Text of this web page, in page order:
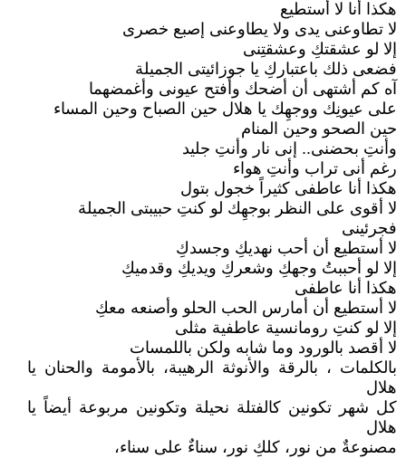
هكذا أنا لا أستطيع
لا تطاوعنى يدى ولا يطاوعنى إصبع خصرى
إلا لو عشقتكِ وعشقتِنى
فضعى ذلك باعتباركِ يا جوزائيتى الجميلة
آه كم أشتهى أن أضحك وأفتح عيونى وأغمضهما
على عيونِك ووجهِك يا هلال حين الصباح وحين المساء
حين الصحو وحين المنام
وأنتِ بحضنى.. إنى نار وأنتِ جليد
رغم أنى تراب وأنتِ هواء
هكذا أنا عاطفى كثيراً خجول بتول
لا أقوى على النظر بوجهِك لو كنتِ حبيبتى الجميلة
فجرئينى
لا أستطيع أن أحب نهديكِ وجسدكِ
إلا لو أحببتُ وجهكِ وشعركِ ويديكِ وقدميكِ
هكذا أنا عاطفى
لا أستطيع أن أمارس الحب الحلو وأصنعه معكِ
إلا لو كنتِ رومانسية عاطفية مثلى
لا أقصد بالورود وما شابه ولكن باللمسات
بالكلمات ، بالرقة والأنوثة الرهيبة، بالأمومة والحنان يا
هلال
كل شهر تكونين كالفتلة نحيلة وتكونين مربوعة أيضاً يا
هلال
مصنوعةٌ من نور، كلكِ نور، سناءٌ على سناء،